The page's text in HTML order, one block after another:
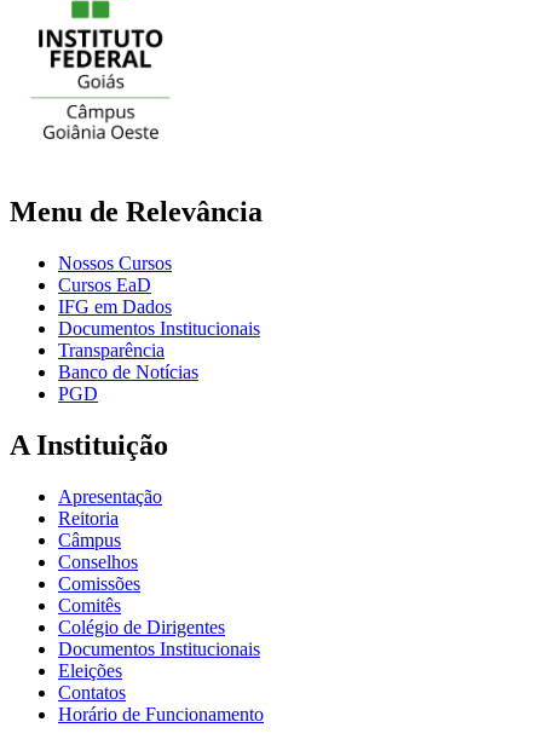
Menu de Relevância
Nossos Cursos
Cursos EaD
IFG em Dados
Documentos Institucionais
Transparência
Banco de Notícias
PGD
A Instituição
Apresentação
Reitoria
Câmpus
Conselhos
Comissões
Comitês
Colégio de Dirigentes
Documentos Institucionais
Eleições
Contatos
Horário de Funcionamento